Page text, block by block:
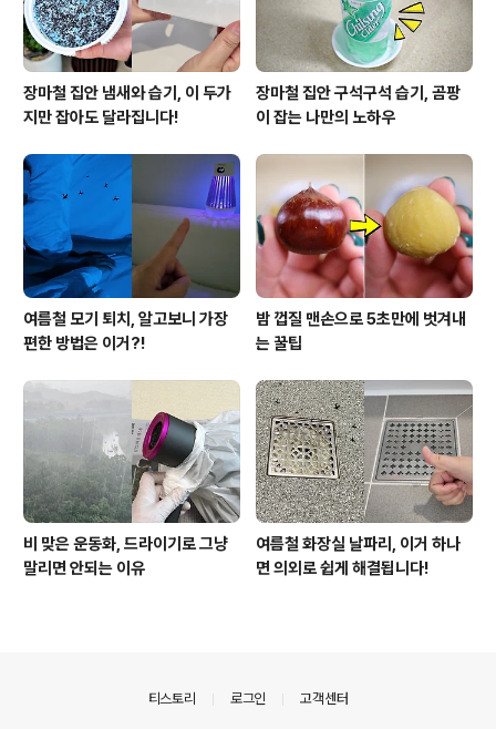
장마철 집안 냄새와 습기, 이 두가
지만 잡아도 달라집니다!
장마철 집안 구석구석 습기, 곰팡
이 잡는 나만의 노하우
여름철 모기 퇴치, 알고보니 가장
편한 방법은 이거?!
밤 껍질 맨손으로 5초만에 벗겨내
는 꿀팁
비 맞은 운동화, 드라이기로 그냥
말리면 안되는 이유
여름철 화장실 날파리, 이거 하나
면 의외로 쉽게 해결됩니다!
티스토리 로그인 고객센터